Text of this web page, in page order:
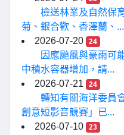
檢送林業及自然保
菊、銀合歡、香澤蘭、...
2026-07-20
24
因應颱風與豪雨可
中積水容器增加，請...
2026-07-21
24
轉知有關海洋委員
創意短影音競賽」已...
2026-07-10
23